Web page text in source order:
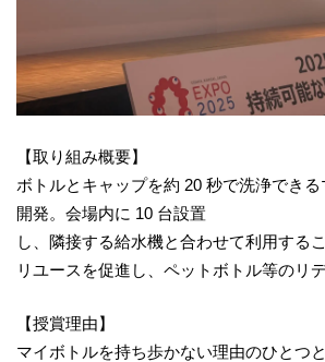
【取り組み概要】
ボトルとキャップを約 20 秒で洗浄でき
開発。会場内に 10 台設置
し、隣接する給水機と合わせて利用する
リユースを促進し、ペットボトル等のリ
【授賞理由】
マイボトルを持ち歩かない理由のひとつ